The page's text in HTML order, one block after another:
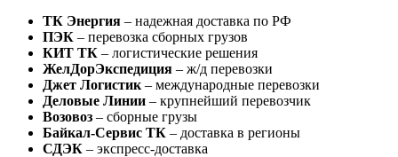
ТК Энергия – надежная доставка по РФ
ПЭК – перевозка сборных грузов
КИТ ТК – логистические решения
ЖелДорЭкспедиция – ж/д перевозки
Джет Логистик – международные перевозки
Деловые Линии – крупнейший перевозчик
Возовоз – сборные грузы
Байкал-Сервис ТК – доставка в регионы
СДЭК – экспресс-доставка